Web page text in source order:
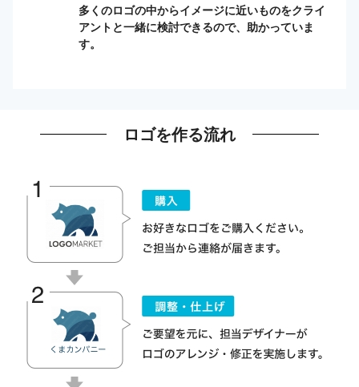
多くのロゴの中からイメージに近いものをクライ
アントと一緒に検討できるので、助かっていま
す。
ロゴを作る流れ